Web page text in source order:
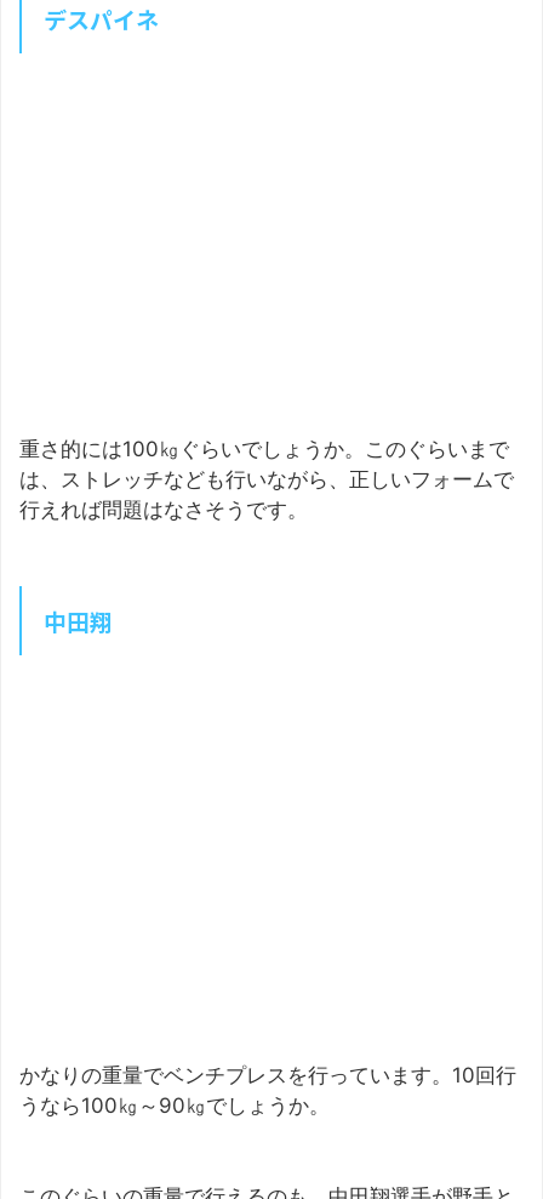
デスパイネ
重さ的には100㎏ぐらいでしょうか。このぐらいまで
は、ストレッチなども行いながら、正しいフォームで
行えれば問題はなさそうです。
中田翔
かなりの重量でベンチプレスを行っています。10回行
うなら100㎏～90㎏でしょうか。